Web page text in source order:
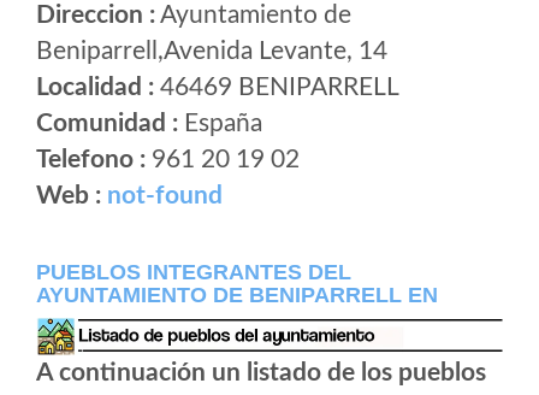
Direccion :Ayuntamiento de
Beniparrell,Avenida Levante, 14
Localidad : 46469 BENIPARRELL
Comunidad : España
Telefono : 961 20 19 02
Web : not-found
PUEBLOS INTEGRANTES DEL
AYUNTAMIENTO DE BENIPARRELL EN
A continuación un listado de los pueblos